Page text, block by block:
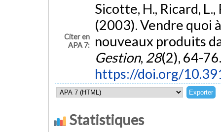
Citer en
APA 7:
Sicotte, H., Ricard,
(2003). Vendre quoi
nouveaux produits
Gestion, 28(2), 64-76.
https://doi.org/
Statistiques